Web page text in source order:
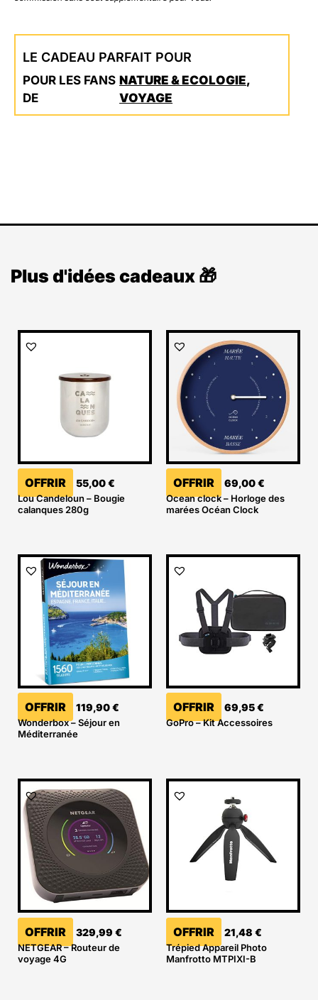
LE CADEAU PARFAIT POUR
POUR LES FANS
DE
NATURE & ECOLOGIE,
VOYAGE
Plus d'idées cadeaux 🎁
OFFRIR 55,00€
Lou Candeloun – Bougie
calanques 280g
OFFRIR 69,00€
Ocean clock – Horloge des
marées Océan Clock
OFFRIR 119,90€
Wonderbox – Séjour en
Méditerranée
OFFRIR 69,95€
GoPro – Kit Accessoires
OFFRIR 329,99 €
NETGEAR – Routeur de
voyage 4G
OFFRIR 21,48 €
Trépied Appareil Photo
Manfrotto MTPIXI-B